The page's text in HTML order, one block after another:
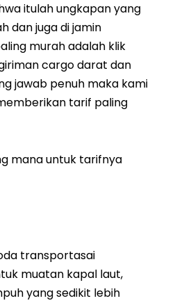
itulah ungkapan yang
dan juga di jamin
murah adalah klik
cargo darat dan
jawab penuh maka kami
tarif paling
mana untuk tarifnya
transportasai
muatan kapal laut,
yang sedikit lebih